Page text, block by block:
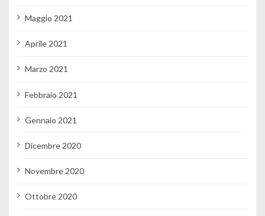
Maggio 2021
Aprile 2021
Marzo 2021
Febbraio 2021
Gennaio 2021
Dicembre 2020
Novembre 2020
Ottobre 2020